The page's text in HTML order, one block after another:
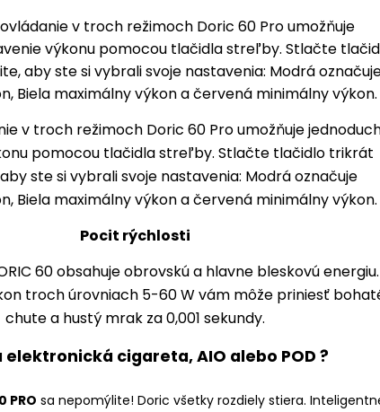
v troch režimoch Doric 60 Pro umožňuje
pomocou tlačidla streľby. Stlačte tlačidlo trikrát
ste si vybrali svoje nastavenia: Modrá označuje
Biela maximálny výkon a červená minimálny výkon.
Pocit rýchlosti
60 obsahuje obrovskú a hlavne bleskovú energiu.
troch úrovniach 5-60 W vám môže priniesť
chute a hustý mrak za 0,001 sekundy.
elektronická cigareta, AIO alebo POD ?
PRO sa nepomýlite! Doric všetky rozdiely stiera.